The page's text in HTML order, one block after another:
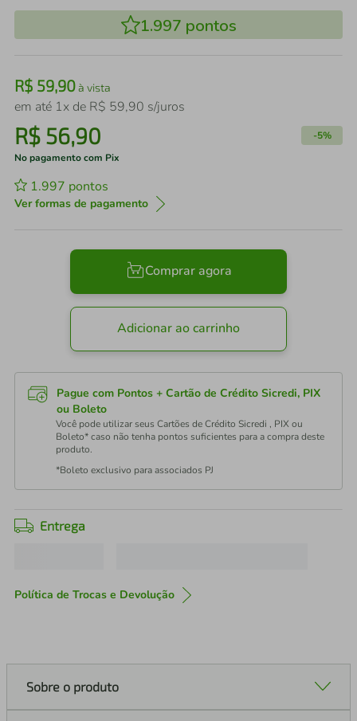
1.997 pontos
R$ 59,90à vista
em até 1x de R$ 59,90 s/juros
R$ 56,90 -5%
No pagamento com Pix
1.997 pontos
Ver formas de pagamento
Comprar agora
Adicionar ao carrinho
Pague com Pontos + Cartão de Crédito Sicredi, PIX
ou Boleto
Você pode utilizar seus Cartões de Crédito Sicredi , PIX ou
Boleto* caso não tenha pontos suficientes para a compra deste
produto.
*Boleto exclusivo para associados PJ
Entrega
Política de Trocas e Devolução
Sobre o produto